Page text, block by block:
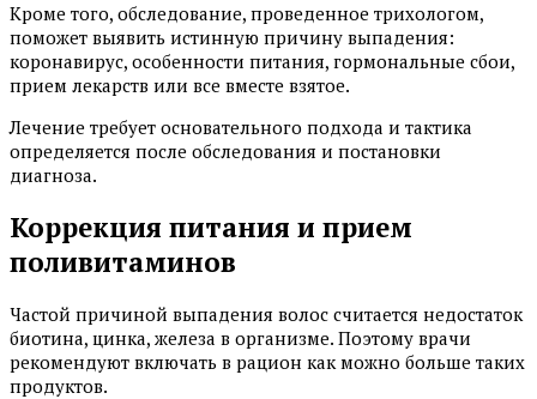
Кроме того, обследование, проведенное трихологом,
поможет выявить истинную причину выпадения:
коронавирус, особенности питания, гормональные сбои,
прием лекарств или все вместе взятое.
Лечение требует основательного подхода и тактика
определяется после обследования и постановки
диагноза.
Коррекция питания и прием
поливитаминов
Частой причиной выпадения волос считается недостаток
биотина, цинка, железа в организме. Поэтому врачи
рекомендуют включать в рацион как можно больше таких
продуктов.